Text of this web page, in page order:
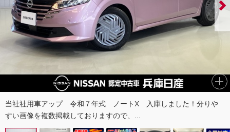
当社社用車アップ 令和７年式 ノートX 入庫しました！分りや
すい画像を複数掲載しておりますので、...